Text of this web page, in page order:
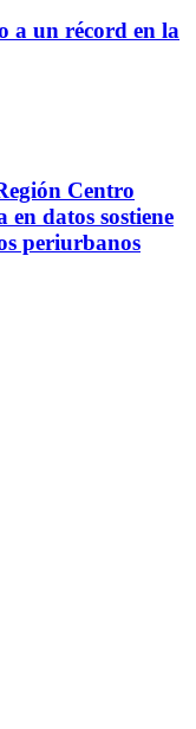
a un récord en la
Centro
datos sostiene
periurbanos